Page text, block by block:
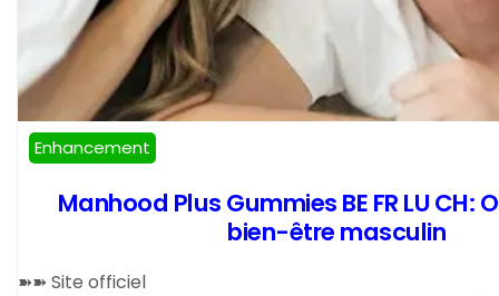
Enhancement
Manhood Plus Gummies BE FR LU CH:
bien-être masculin
➽➽ Site officiel